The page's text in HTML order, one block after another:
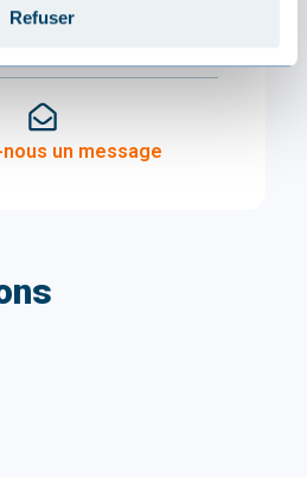
Refuser
uniquement nos produits
un message